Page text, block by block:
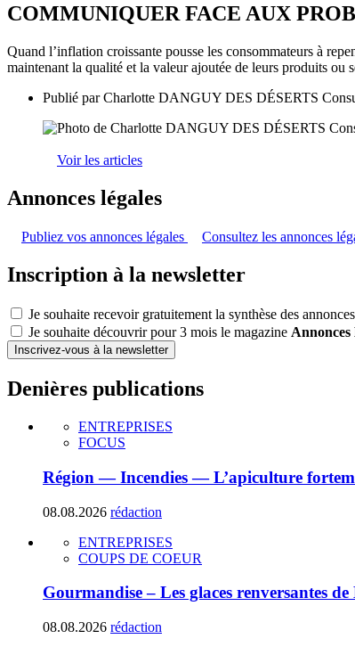
COMMUNIQUER FACE AUX
Quand l’inflation croissante pousse les consommateurs à
maintenant la qualité et la valeur ajoutée de leurs produits
Publié parCharlotte DANGUY DES DÉSERTS
Voir les articles
Annonces légales
Publiez vos annonces légales Consultez les annonces
Inscription à la newsletter
Je souhaite recevoir gratuitement la synthèse des
Je souhaite découvrir pour 3 mois le magazine Annonces
Inscrivez-vous à la newsletter
Denières publications
ENTREPRISES
FOCUS
Région — Incendies — L’apiculture
08.08.2026 rédaction
ENTREPRISES
COUPS DE COEUR
Gourmandise – Les glaces renversantes
08.08.2026 rédaction